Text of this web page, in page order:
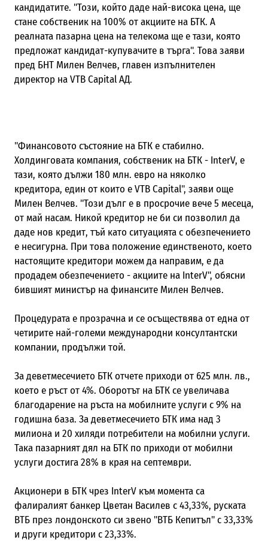
кандидатите. "Този, който даде най-висока цена, ще
стане собственик на 100% от акциите на БТК. А
реалната пазарна цена на телекома ще е тази, която
предложат кандидат-купувачите в търга". Това заяви
пред БНТ Милен Велчев, главен изпълнителен
директор на VTB Capital АД.
"Финансовото състояние на БТК е стабилно.
Холдинговата компания, собственик на БТК - InterV, е
тази, която дължи 180 млн. евро на няколко
кредитора, един от които е VTB Capital", заяви още
Милен Велчев. "Този дълг е в просрочие вече 5 месеца,
от май насам. Никой кредитор не би си позволил да
даде нов кредит, тъй като ситуацията с обезпечението
е несигурна. При това положение единственото, което
настоящите кредитори можем да направим, е да
продадем обезпечението - акциите на InterV", обясни
бившият министър на финансите Милен Велчев.
Процедурата е прозрачна и се осъществява от една от
четирите най-големи международни консултантски
компании, продължи той.
За деветмесечието БТК отчете приходи от 625 млн. лв.,
което е ръст от 4%. Оборотът на БТК се увеличава
благодарение на ръста на мобилните услуги с 9% на
годишна база. За деветмесечието БТК има над 3
милиона и 20 хиляди потребители на мобилни услуги.
Така пазарният дял на БТК по приходи от мобилни
услуги достига 28% в края на септември.
Акционери в БТК чрез InterV към момента са
фалиралият банкер Цветан Василев с 43,33%, руската
ВТБ през лондонското си звено "ВТБ Кепитъл" с 33,33%
и други кредитори с 23,33%.